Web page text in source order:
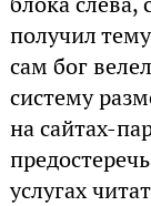
получил
сам бог
систему
на сайтах-
услугах